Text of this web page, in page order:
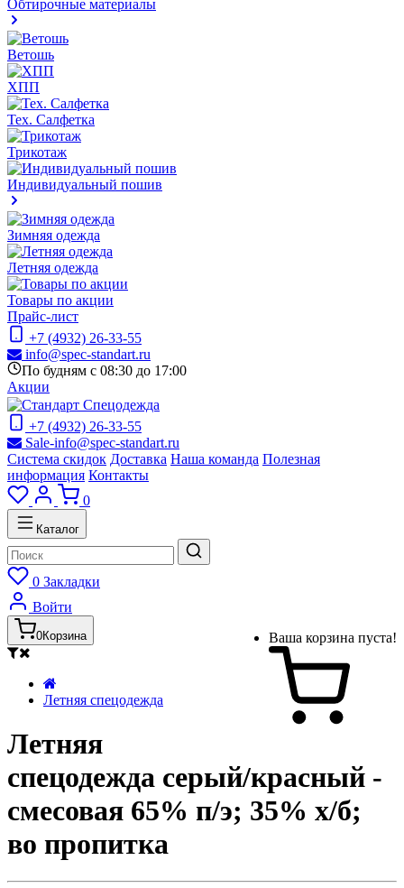
Обтирочные материалы
Ветошь
ХПП
Тех. Салфетка
Трикотаж
Индивидуальный пошив
Зимняя одежда
Летняя одежда
Товары по акции
Прайс-лист
+7 (4932) 26-33-55
info@spec-standart.ru
По будням с 08:30 до 17:00
Акции
+7 (4932) 26-33-55
Sale-info@spec-standart.ru
Система скидок Доставка Наша команда Полезная
информация Контакты
0
Каталог
0 Закладки
Войти
0Корзина Ваша корзина пуста!
Летняя спецодежда
Летняя
спецодежда серый/красный -
смесовая 65% п/э; 35% х/б;
во пропитка